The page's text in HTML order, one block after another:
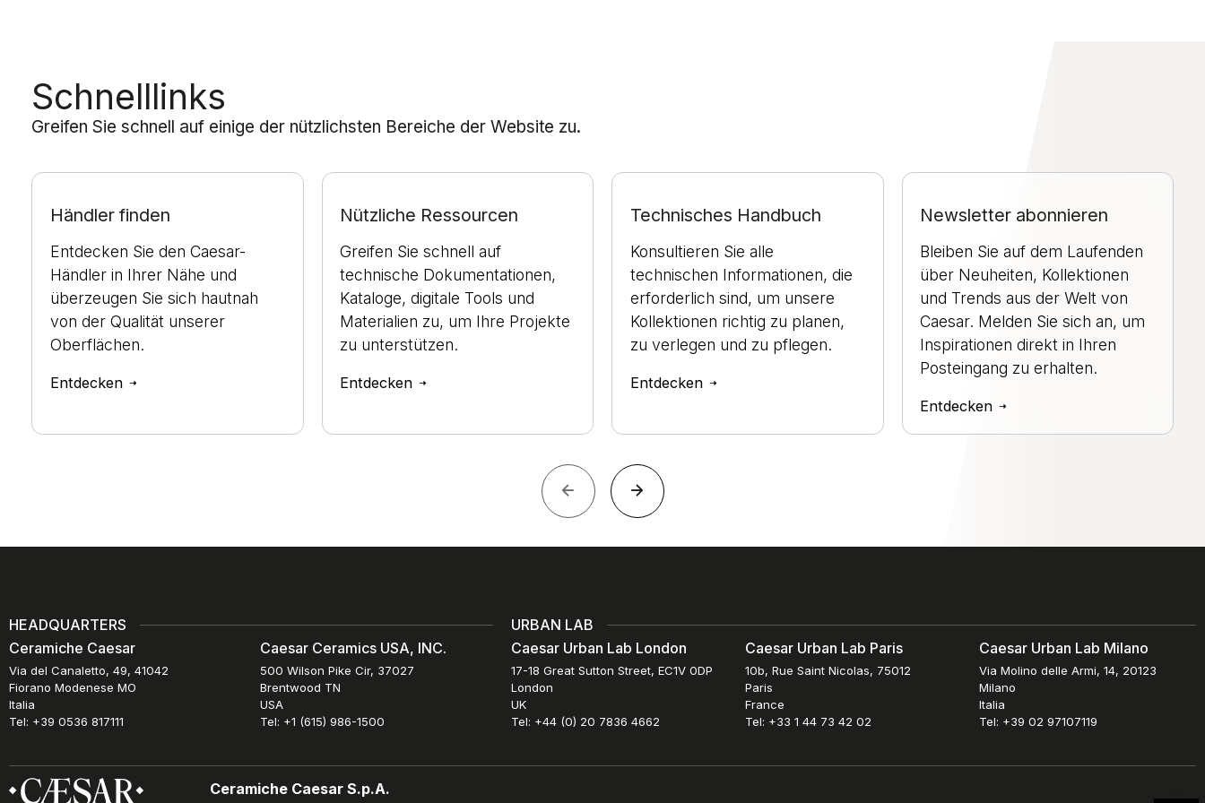
Schnelllinks
Greifen Sie schnell auf einige der nützlichsten Bereiche der Website zu.
Händler finden
Entdecken Sie den Caesar-
Händler in Ihrer Nähe und
überzeugen Sie sich hautnah
von der Qualität unserer
Oberflächen.
Entdecken
Nützliche Ressourcen
Greifen Sie schnell auf
technische Dokumentationen,
Kataloge, digitale Tools und
Materialien zu, um Ihre Projekte
zu unterstützen.
Entdecken
Technisches Handbuch
Konsultieren Sie alle
technischen Informationen, die
erforderlich sind, um unsere
Kollektionen richtig zu planen,
zu verlegen und zu pflegen.
Entdecken
Newsletter abonnieren
Bleiben Sie auf dem Laufenden
über Neuheiten, Kollektionen
und Trends aus der Welt von
Caesar. Melden Sie sich an, um
Inspirationen direkt in Ihren
Posteingang zu erhalten.
Entdecken
HEADQUARTERS
Ceramiche Caesar
Via del Canaletto, 49, 41042
Fiorano Modenese MO
Italia
Tel: +39 0536 817111
Caesar Ceramics USA, INC.
500 Wilson Pike Cir, 37027
Brentwood TN
USA
Tel: +1 (615) 986-1500
URBAN LAB
Caesar Urban Lab London
17-18 Great Sutton Street, EC1V 0DP
London
UK
Tel: +44 (0) 20 7836 4662
Caesar Urban Lab Paris
10b, Rue Saint Nicolas, 75012
Paris
France
Tel: +33 1 44 73 42 02
Caesar Urban Lab Milano
Via Molino delle Armi, 14, 20123
Milano
Italia
Tel: +39 02 97107119
Ceramiche Caesar S.p.A.